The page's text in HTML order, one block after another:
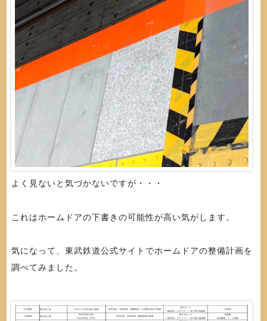
よく見ないと気づかないですが・・・
これはホームドアの下書きの可能性が高い気がします。
気になって、東武鉄道公式サイトでホームドアの整備計画を
調べてみました。